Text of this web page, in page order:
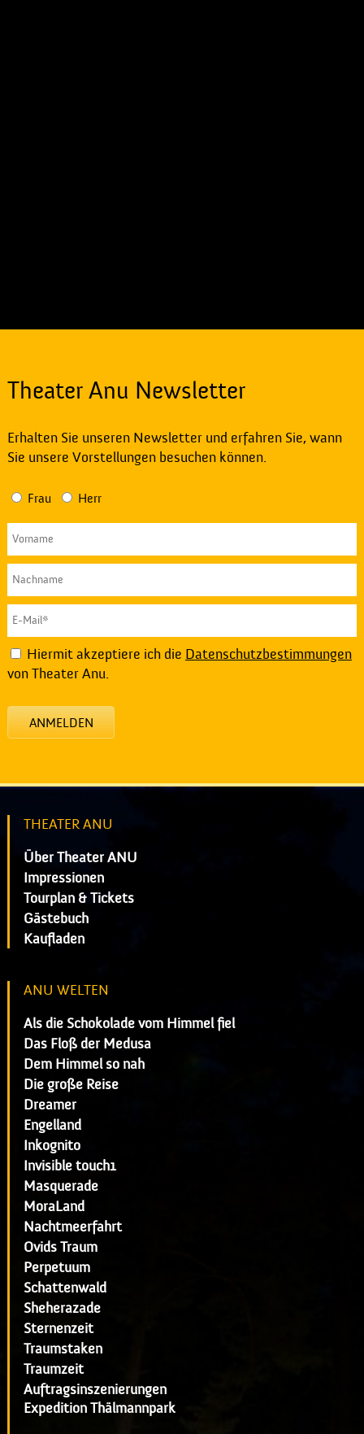
Theater Anu Newsletter
Erhalten Sie unseren Newsletter und erfahren Sie, wann
Sie unsere Vorstellungen besuchen können.
Frau Herr
Hiermit akzeptiere ich die Datenschutzbestimmungen
von Theater Anu.
ANMELDEN
THEATER ANU
Über Theater ANU
Impressionen
Tourplan & Tickets
Gästebuch
Kaufladen
ANU WELTEN
Als die Schokolade vom Himmel fiel
Das Floß der Medusa
Dem Himmel so nah
Die große Reise
Dreamer
Engelland
Inkognito
Invisible touch1
Masquerade
MoraLand
Nachtmeerfahrt
Ovids Traum
Perpetuum
Schattenwald
Sheherazade
Sternenzeit
Traumstaken
Traumzeit
Auftragsinszenierungen
Expedition Thälmannpark